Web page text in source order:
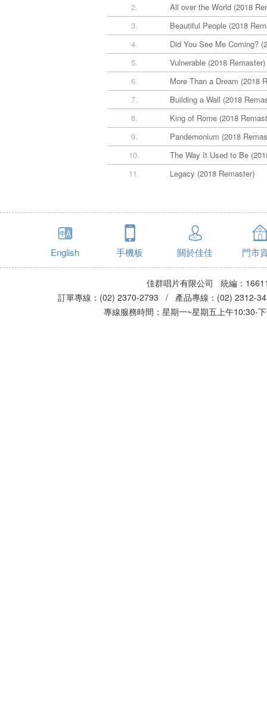
2.
All over the World (2018
3.
Beautiful People (2018
4.
Did You See Me Coming?
5.
Vulnerable (2018 Remaster)
6.
More Than a Dream (2018
7.
Building a Wall (2018
8.
King of Rome (2018
9.
Pandemonium (2018
10.
The Way It Used to Be
11.
Legacy (2018 Remaster)
English 手機板 關於佳佳 門市
佳群唱片有限公司 統編：
訂單專線：(02) 2370-2793 / 產品專線：(02)
專線服務時間：星期一~星期五上午10:30-